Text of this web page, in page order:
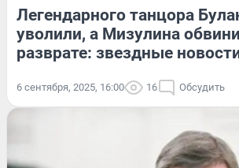
Легендарного танцора
уволили, а Мизулина
разврате: звездные
6 сентября, 2025, 16:00 16 Обсудить